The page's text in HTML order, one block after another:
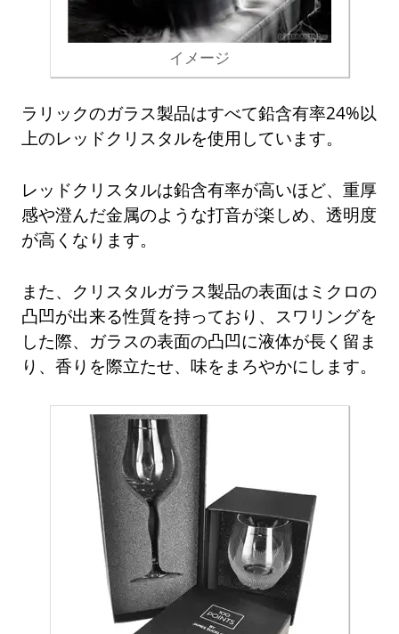
イメージ
ラリックのガラス製品はすべて鉛含有率24%以
上のレッドクリスタルを使用しています。
レッドクリスタルは鉛含有率が高いほど、重厚
感や澄んだ金属のような打音が楽しめ、透明度
が高くなります。
また、クリスタルガラス製品の表面はミクロの
凸凹が出来る性質を持っており、スワリングを
した際、ガラスの表面の凸凹に液体が長く留ま
り、香りを際立たせ、味をまろやかにします。